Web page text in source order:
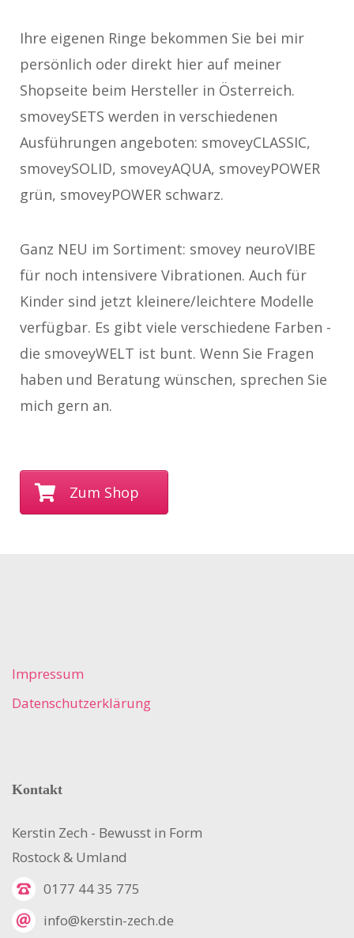
Ihre eigenen Ringe bekommen Sie bei mir
persönlich oder direkt hier auf meiner
Shopseite beim Hersteller in Österreich.
smoveySETS werden in verschiedenen
Ausführungen angeboten: smoveyCLASSIC,
smoveySOLID, smoveyAQUA, smoveyPOWER
grün, smoveyPOWER schwarz.
Ganz NEU im Sortiment: smovey neuroVIBE
für noch intensivere Vibrationen. Auch für
Kinder sind jetzt kleinere/leichtere Modelle
verfügbar. Es gibt viele verschiedene Farben -
die smoveyWELT ist bunt. Wenn Sie Fragen
haben und Beratung wünschen, sprechen Sie
mich gern an.
Zum Shop
Impressum
Datenschutzerklärung
Kontakt
Kerstin Zech - Bewusst in Form
Rostock & Umland
0177 44 35 775
info@kerstin-zech.de